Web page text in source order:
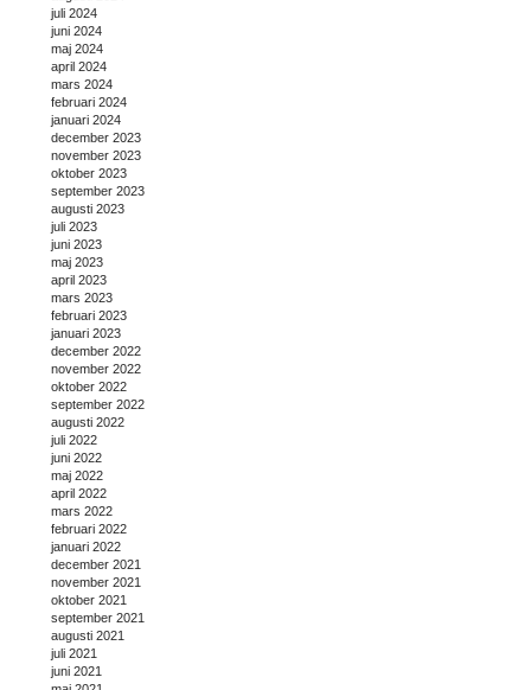
juli 2024
juni 2024
maj 2024
april 2024
mars 2024
februari 2024
januari 2024
december 2023
november 2023
oktober 2023
september 2023
augusti 2023
juli 2023
juni 2023
maj 2023
april 2023
mars 2023
februari 2023
januari 2023
december 2022
november 2022
oktober 2022
september 2022
augusti 2022
juli 2022
juni 2022
maj 2022
april 2022
mars 2022
februari 2022
januari 2022
december 2021
november 2021
oktober 2021
september 2021
augusti 2021
juli 2021
juni 2021